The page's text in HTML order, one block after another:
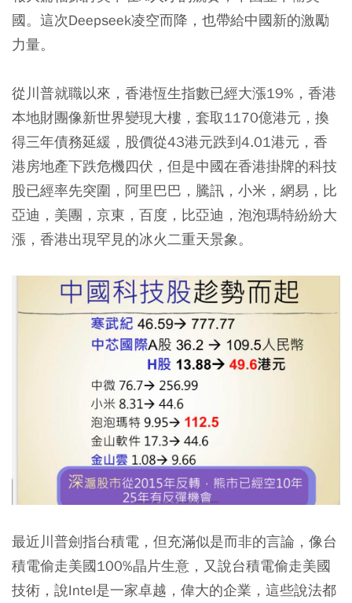
國。這次Deepseek凌空而降，也帶給中國新的激勵
力量。
從川普就職以來，香港恆生指數已經大漲19%，香港
本地財團像新世界變現大樓，套取1170億港元，換
得三年債務延緩，股價從43港元跌到4.01港元，香
港房地產下跌危機四伏，但是中國在香港掛牌的科技
股已經率先突圍，阿里巴巴，騰訊，小米，網易，比
亞迪，美團，京東，百度，比亞迪，泡泡瑪特紛紛大
漲，香港出現罕見的冰火二重天景象。
最近川普劍指台積電，但充滿似是而非的言論，像台
積電偷走美國100%晶片生意，又說台積電偷走美國
技術，說Intel是一家卓越，偉大的企業，這些說法都